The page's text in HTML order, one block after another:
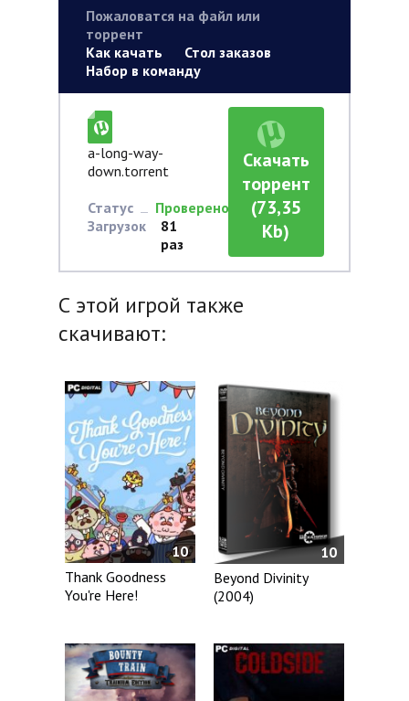
Пожаловатся на файл или
торрент
Как качать
Стол заказов
Набор в команду
a-long-way-
down.torrent
Статус
Проверено
Загрузок
81
раз
Скачать
торрент
(73,35
Kb)
С этой игрой также
скачивают:
10
Thank Goodness
You're Here!
10
Beyond Divinity
(2004)